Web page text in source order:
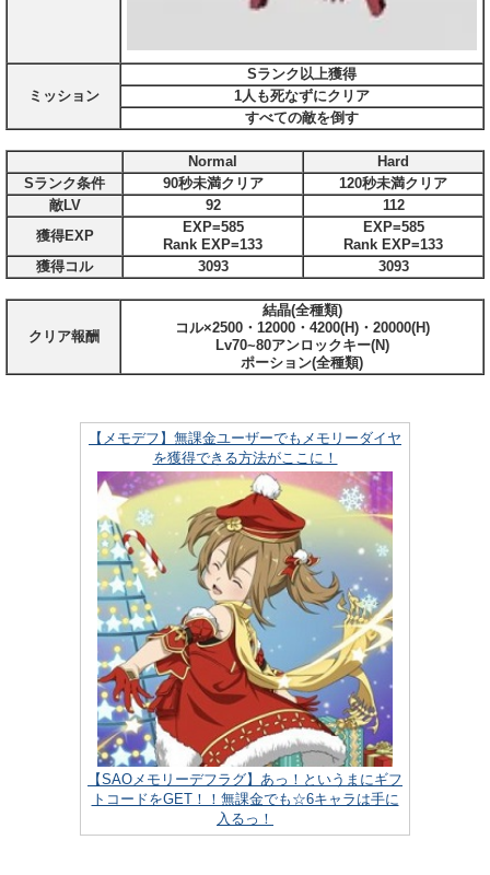
ミッション
Sランク以上獲得
1人も死なずにクリア
すべての敵を倒す
Normal
Hard
Sランク条件
90秒未満クリア
120秒未満クリア
敵LV
92
112
獲得EXP
EXP=585
Rank EXP=133
EXP=585
Rank EXP=133
獲得コル
3093 3093
クリア報酬
結晶(全種類)
コル×2500・12000・4200(H)・20000(H)
Lv70~80アンロックキー(N)
ポーション(全種類)
【メモデフ】無課金ユーザーでもメモリーダイヤ
を獲得できる方法がここに！
【SAOメモリーデフラグ】あっ！というまにギフ
トコードをGET！！無課金でも☆6キャラは手に
入るっ！